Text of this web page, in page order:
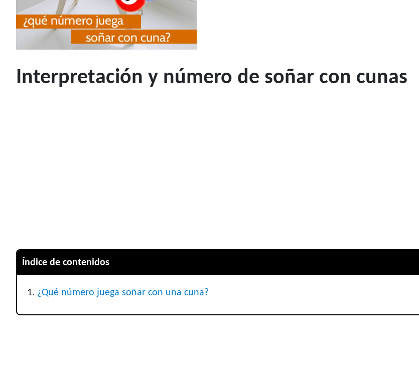
Interpretación y número de soñar con cunas
Índice de contenidos
¿Qué número juega soñar con una cuna?